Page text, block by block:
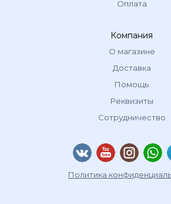
Оплата
Компания
О магазине
Доставка
Помощь
Реквизиты
Сотрудничество
Политика